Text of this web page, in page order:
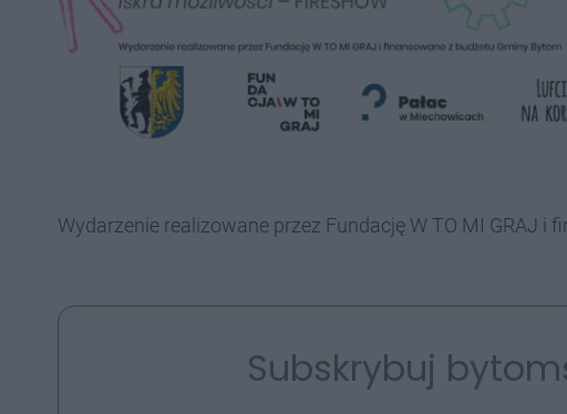
Wydarzenie realizowane przez Fundację W TO MI GRAJ i
Subskrybuj